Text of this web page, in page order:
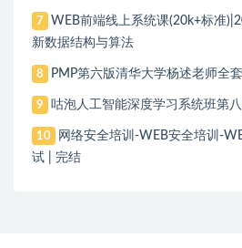
7
WEB前端线上系统课(20k+标准
新数据结构与算法
8 PMP第六版清华大学杨述老师全
9 咕泡人工智能深度学习系统班第
10
网络安全培训-WEB安全培训-
试 | 完结